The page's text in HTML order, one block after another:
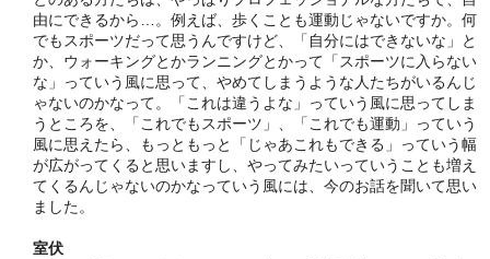
由にできるから…。例えば、歩くことも運動じゃないですか。何
でもスポーツだって思うんですけど、「自分にはできないな」と
か、ウォーキングとかランニングとかって「スポーツに入らない
な」っていう風に思って、やめてしまうような人たちがいるんじ
ゃないのかなって。「これは違うよな」っていう風に思ってしま
うところを、「これでもスポーツ」、「これでも運動」っていう
風に思えたら、もっともっと「じゃあこれもできる」っていう幅
が広がってくると思いますし、やってみたいっていうことも増え
てくるんじゃないのかなっていう風には、今のお話を聞いて思い
ました。
室伏